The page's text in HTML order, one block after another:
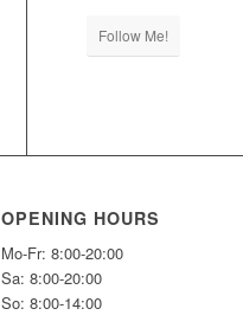
Follow Me!
OPENING HOURS
Mo-Fr: 8:00-20:00
Sa: 8:00-20:00
So: 8:00-14:00